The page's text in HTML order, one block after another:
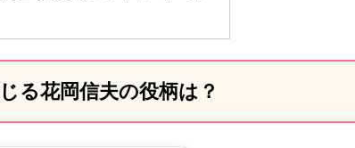
る花岡信夫の役柄は？